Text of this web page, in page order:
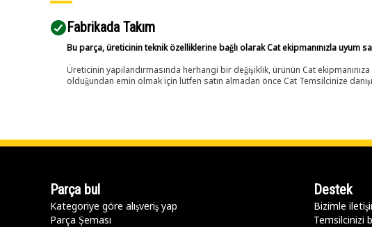
Fabrikada Takım
Bu parça, üreticinin teknik özelliklerine bağlı olarak Cat ekipmanınızla uyum
Üreticinin yapılandırmasında herhangi bir değişiklik, ürünün Cat
olduğundan emin olmak için lütfen satın almadan önce Cat Temsilcinize
Parça bul
Kategoriye göre alışveriş yap
Parça Şeması
Destek
Bizimle
Temsilcinizi